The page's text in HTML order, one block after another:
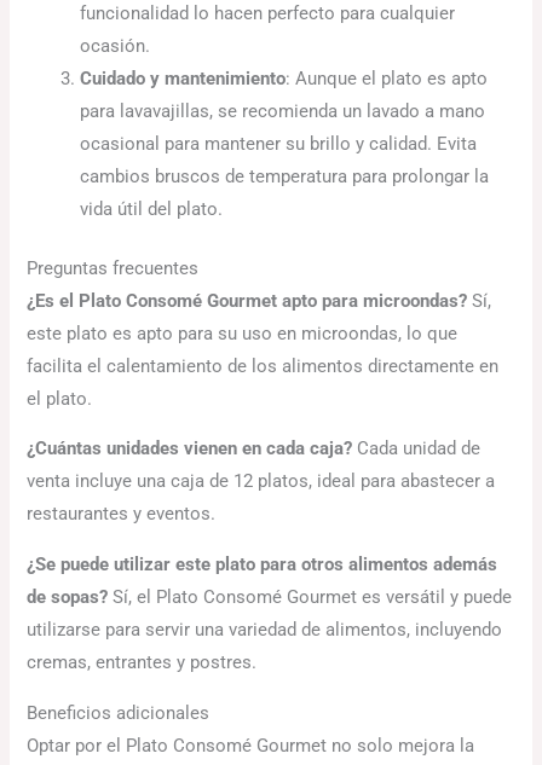
funcionalidad lo hacen perfecto para cualquier
ocasión.
Cuidado y mantenimiento: Aunque el plato es apto
para lavavajillas, se recomienda un lavado a mano
ocasional para mantener su brillo y calidad. Evita
cambios bruscos de temperatura para prolongar la
vida útil del plato.
Preguntas frecuentes
¿Es el Plato Consomé Gourmet apto para microondas? Sí,
este plato es apto para su uso en microondas, lo que
facilita el calentamiento de los alimentos directamente en
el plato.
¿Cuántas unidades vienen en cada caja? Cada unidad de
venta incluye una caja de 12 platos, ideal para abastecer a
restaurantes y eventos.
¿Se puede utilizar este plato para otros alimentos además
de sopas? Sí, el Plato Consomé Gourmet es versátil y puede
utilizarse para servir una variedad de alimentos, incluyendo
cremas, entrantes y postres.
Beneficios adicionales
Optar por el Plato Consomé Gourmet no solo mejora la